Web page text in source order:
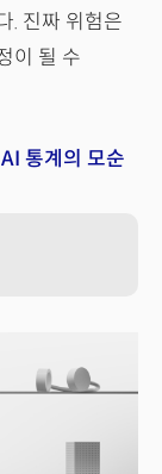
. 진짜 위험은
이 될 수
통계의 모순